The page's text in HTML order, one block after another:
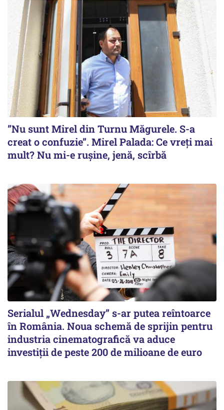
”Nu sunt Mirel din Turnu Măgurele. S-a
creat o confuzie”. Mirel Palada: Ce vreți mai
mult? Nu mi-e rușine, jenă, scîrbă
Serialul „Wednesday” s-ar putea reîntoarce
în România. Noua schemă de sprijin pentru
industria cinematografică va aduce
investiții de peste 200 de milioane de euro